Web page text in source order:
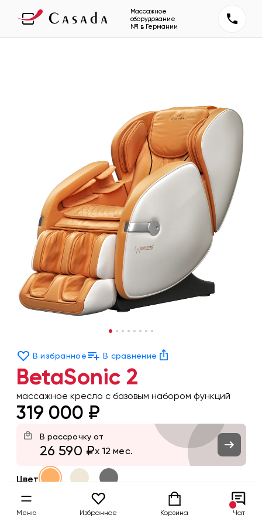
Массажное
оборудование
№1 в Германии
В избранное В сравнение
BetaSonic 2
массажное кресло c базовым набором функций
319 000 ₽
В рассрочку от
26 590 ₽x 12 мес.
Цвет
Меню Избранное Корзина Чат